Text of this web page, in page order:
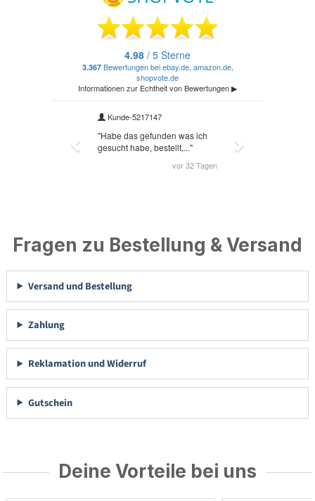
Fragen zu Bestellung & Versand
Versand und Bestellung
Zahlung
Reklamation und Widerruf
Gutschein
Deine Vorteile bei uns